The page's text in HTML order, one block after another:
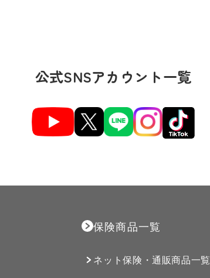
公式SNSアカウント一覧
保険商品一覧
ネット保険・通販商品一覧